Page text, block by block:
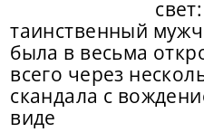
таинственный
была в весьма
всего через
скандала с
виде